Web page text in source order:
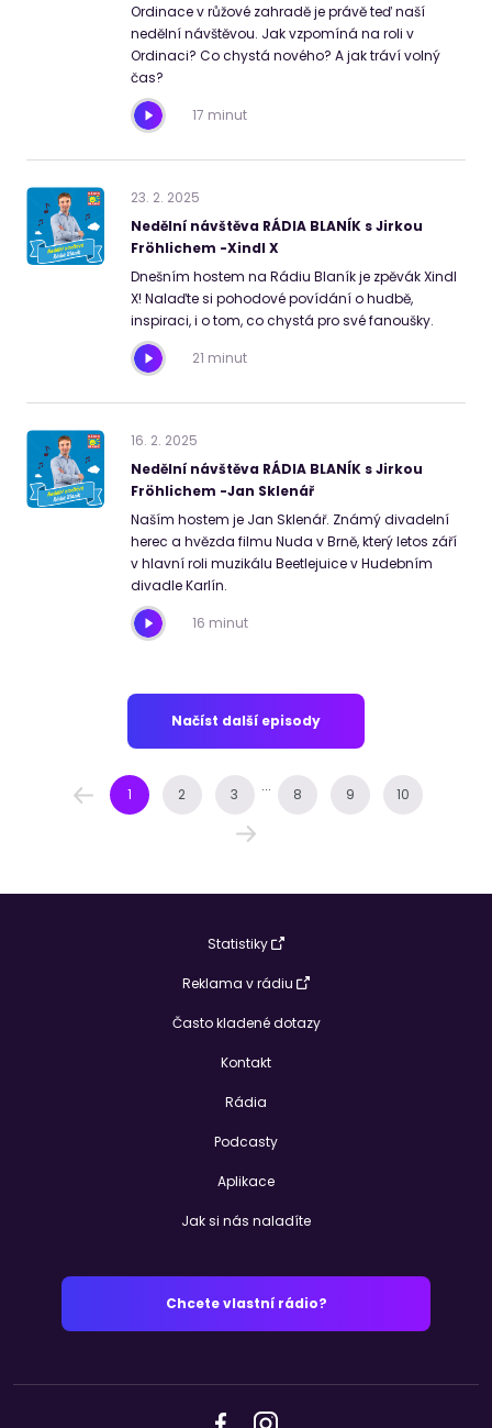
Ordinace v růžové zahradě je právě teď naší
nedělní návštěvou. Jak vzpomíná na roli v
Ordinaci? Co chystá nového? A jak tráví volný
čas?
17 minut
23. 2. 2025
Nedělní návštěva RÁDIA BLANÍK s Jirkou
Fröhlichem -Xindl X
Dnešním hostem na Rádiu Blaník je zpěvák Xindl
X! Nalaďte si pohodové povídání o hudbě,
inspiraci, i o tom, co chystá pro své fanoušky.
21 minut
16. 2. 2025
Nedělní návštěva RÁDIA BLANÍK s Jirkou
Fröhlichem -Jan Sklenář
Naším hostem je Jan Sklenář. Známý divadelní
herec a hvězda filmu Nuda v Brně, který letos září
v hlavní roli muzikálu Beetlejuice v Hudebním
divadle Karlín.
16 minut
Načíst další episody
1 2 3 ... 8 9 10
Statistiky
Reklama v rádiu
Často kladené dotazy
Kontakt
Rádia
Podcasty
Aplikace
Jak si nás naladíte
Chcete vlastní rádio?